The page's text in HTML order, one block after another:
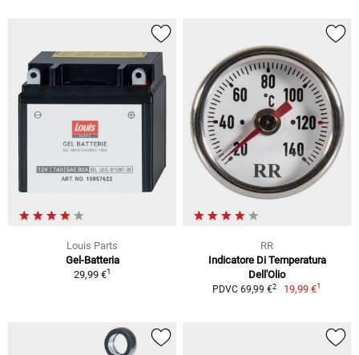
Louis Parts
Gel-Batteria
29,99 €1
RR
Indicatore Di Temperatura
Dell'Olio
PDVC 69,99 €2 19,99 €1